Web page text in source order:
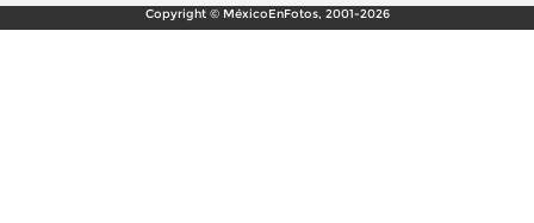
Copyright © MéxicoEnFotos, 2001-2026